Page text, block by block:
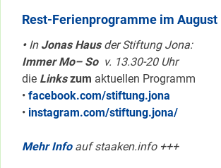
Rest-Ferienprogramme im August
•InJonas Hausder Stiftung Jona:
Immer Mo– So v. 13.30-20 Uhr
die Linkszum aktuellen Programm
• facebook.com/stiftung.jona
• instagram.com/stiftung.jona/
Mehr Infoauf staaken.info +++